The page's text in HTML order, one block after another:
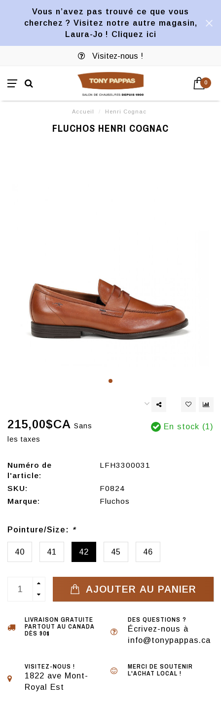
Vous n’avez pas trouvé ce que vous
cherchez ? Visitez notre autre magasin,
Laura-Jo ! Cliquez ici
Visitez-nous !
0
Accueil / Henri Cognac
FLUCHOS HENRI COGNAC
215,00$CA Sans
les taxes
En stock (1)
Numéro de
l'article:
LFH3300031
SKU:
F0824
Marque:
Fluchos
Pointure/Size: *
40 41 42 45 46
AJOUTER AU PANIER
LIVRAISON GRATUITE
PARTOUT AU CANADA
DÈS 90$
DES QUESTIONS ?
Écrivez-nous à
info@tonypappas.ca
VISITEZ-NOUS !
1822 ave Mont-
Royal Est
MERCI DE SOUTENIR
L'ACHAT LOCAL !